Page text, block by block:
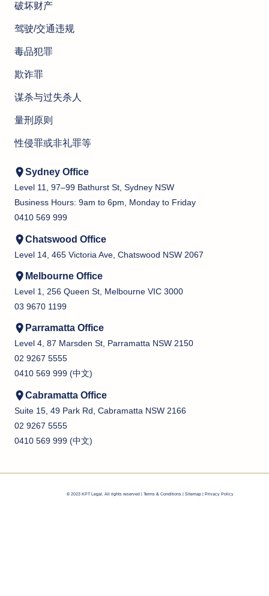
破坏财产
驾驶/交通违规
毒品犯罪
欺诈罪
谋杀与过失杀人
量刑原则
性侵罪或非礼罪等
Sydney Office
Level 11, 97–99 Bathurst St, Sydney NSW
Business Hours: 9am to 6pm, Monday to Friday
0410 569 999
Chatswood Office
Level 14, 465 Victoria Ave, Chatswood NSW 2067
Melbourne Office
Level 1, 256 Queen St, Melbourne VIC 3000
03 9670 1199
Parramatta Office
Level 4, 87 Marsden St, Parramatta NSW 2150
02 9267 5555
0410 569 999 (中文)
Cabramatta Office
Suite 15, 49 Park Rd, Cabramatta NSW 2166
02 9267 5555
0410 569 999 (中文)
© 2023 KPT Legal. All rights reserved | Terms & Conditions Sitemap | Privacy Policy